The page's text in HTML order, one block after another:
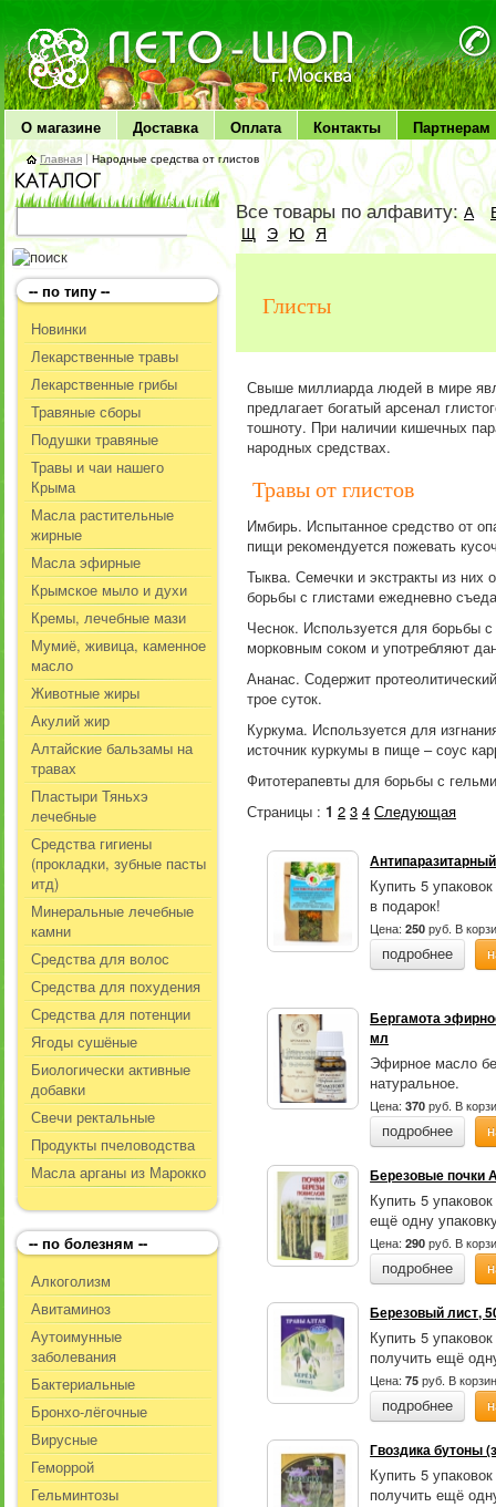
ЛЕТО чудо здоровья
О магазине Доставка Оплата Контакты Партнерам
Главная |Народные средства от глистов
-- по типу --
Новинки
Лекарственные травы
Лекарственные грибы
Травяные сборы
Подушки травяные
Травы и чаи нашего
Крыма
Масла растительные
жирные
Масла эфирные
Крымское мыло и духи
Кремы, лечебные мази
Мумиё, живица, каменное
масло
Животные жиры
Акулий жир
Алтайские бальзамы на
травах
Пластыри Тяньхэ
лечебные
Средства гигиены
(прокладки, зубные пасты
итд)
Минеральные лечебные
камни
Средства для волос
Средства для похудения
Средства для потенции
Ягоды сушёные
Биологически активные
добавки
Свечи ректальные
Продукты пчеловодства
Масла арганы из Марокко
-- по болезням --
Алкоголизм
Авитаминоз
Аутоимунные
заболевания
Бактериальные
Бронхо-лёгочные
Вирусные
Геморрой
Гельминтозы
Все товары по алфавиту:А
Щ Э Ю Я
Глисты
Свыше миллиарда людей в мире
предлагает богатый арсенал
тошноту. При наличии кишечных
народных средствах.
Травы от глистов
Имбирь. Испытанное средство от
пищи рекомендуется пожевать
Тыква. Семечки и экстракты из них
борьбы с глистами ежедневно
Чеснок. Используется для борьбы
морковным соком и употребляют
Ананас. Содержит
трое суток.
Куркума. Используется для
источник куркумы в пище – соус
Фитотерапевты для борьбы с
Страницы : 1 2 3 4 Следующая
Купить 5
в подарок!
Цена:250 руб. В
подробнее
Бергамота
мл
Эфирное масло
натуральное.
Цена:370 руб. В
подробнее
Березовые почки
Купить 5
ещё одну
Цена:290 руб. В
подробнее
Березовый лист,
Купить 5
получить ещё
Цена:75 руб. В
подробнее
Гвоздика бутоны
Купить 5
получить ещё